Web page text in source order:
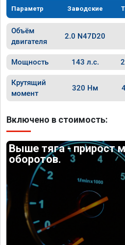
Параметр Заводские
Объём
двигателя
2.0 N47D20
Мощность 143 л.с.
Крутящий
момент
320 Нм
Включено в стоимость:
Выше тяга - прирост
оборотов.